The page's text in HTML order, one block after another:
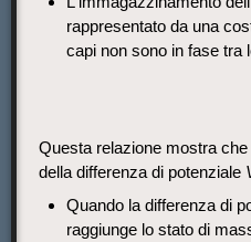
rappresentato da una
capi non sono in fase tra
Questa relazione mostra
della differenza di potenziale
Quando la differenza di
raggiunge lo stato di